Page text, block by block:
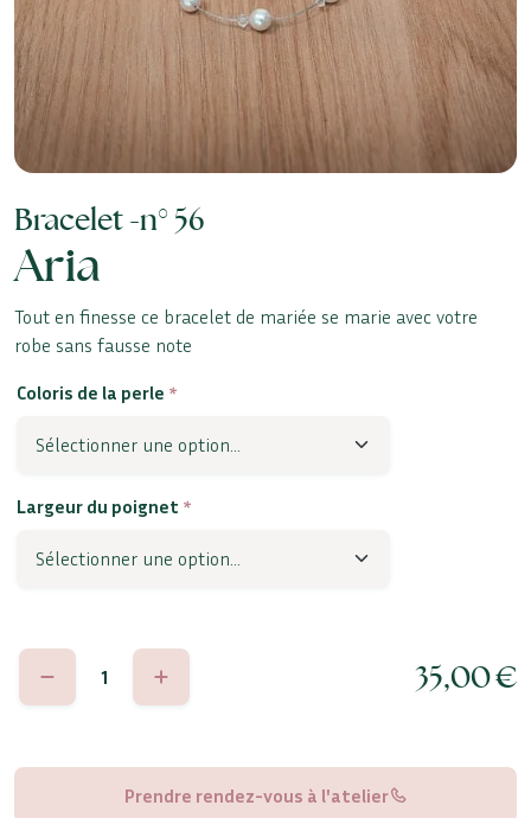
Bracelet -n° 56
Aria
Tout en finesse ce bracelet de mariée se marie avec votre
robe sans fausse note
Coloris de la perle *
Largeur du poignet *
quantité
35,00€
Prendre rendez-vous à l'atelier